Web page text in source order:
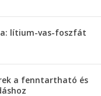
lítium-vas-foszfát
a fenntartható és